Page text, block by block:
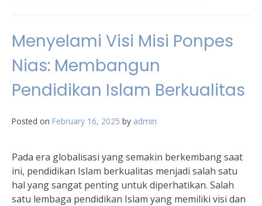
Menyelami Visi Misi Ponpes
Nias: Membangun
Pendidikan Islam Berkualitas
Posted on February 16, 2025 by admin
Pada era globalisasi yang semakin berkembang saat
ini, pendidikan Islam berkualitas menjadi salah satu
hal yang sangat penting untuk diperhatikan. Salah
satu lembaga pendidikan Islam yang memiliki visi dan